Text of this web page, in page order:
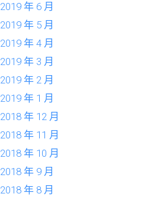
2019 年 6 月
2019 年 5 月
2019 年 4 月
2019 年 3 月
2019 年 2 月
2019 年 1 月
2018 年 12 月
2018 年 11 月
2018 年 10 月
2018 年 9 月
2018 年 8 月